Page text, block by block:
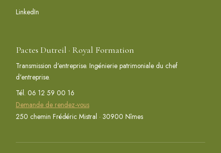
LinkedIn
Pactes Dutreil · Royal Formation
Transmission d'entreprise. Ingénierie patrimoniale du chef
d'entreprise.
Tél. 06 12 59 00 16
Demande de rendez-vous
250 chemin Frédéric Mistral · 30900 Nîmes